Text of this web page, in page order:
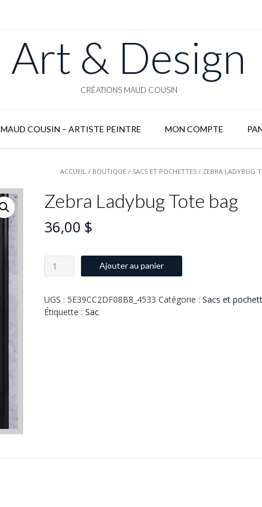
Art & Design
CRÉATIONS MAUD COUSIN
MAUD COUSIN – ARTISTE PEINTRE MON COMPTE
ACCUEIL / BOUTIQUE / SACS ET POCHETTES / ZEBRA LADYBUG
Zebra Ladybug Tote bag
36,00 $
quantité
de
Ladybug
Tote
Ajouter au panier
UGS : 5E39CC2DF08B8_4533 Catégorie : Sacs et
Étiquette : Sac